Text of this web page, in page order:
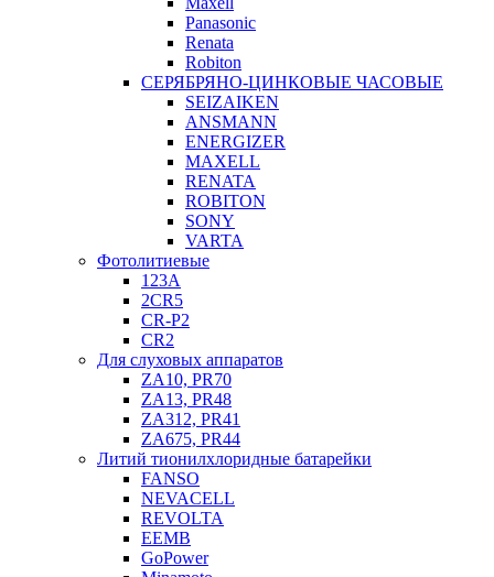
Panasonic
Renata
Robiton
СЕРЯБРЯНО-ЦИНКОВЫЕ ЧАСОВЫЕ
SEIZAIKEN
ANSMANN
ENERGIZER
MAXELL
RENATA
ROBITON
SONY
VARTA
Фотолитиевые
123A
2CR5
CR-P2
CR2
Для слуховых аппаратов
ZA10, PR70
ZA13, PR48
ZA312, PR41
ZA675, PR44
Литий тионилхлоридные батарейки
FANSO
NEVACELL
REVOLTA
EEMB
GoPower